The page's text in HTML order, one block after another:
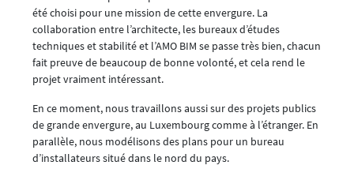
été choisi pour une mission de cette envergure. La
collaboration entre l’architecte, les bureaux d’études
techniques et stabilité et l’AMO BIM se passe très bien, chacun
fait preuve de beaucoup de bonne volonté, et cela rend le
projet vraiment intéressant.
En ce moment, nous travaillons aussi sur des projets publics
de grande envergure, au Luxembourg comme à l’étranger. En
parallèle, nous modélisons des plans pour un bureau
d’installateurs situé dans le nord du pays.